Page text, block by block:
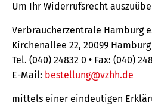
Um Ihr Widerrufsrecht
Verbraucherzentrale Hamburg
Kirchenallee 22, 20099 Hamburg
Tel. (040) 24832 0 • Fax: (040)
E-Mail: bestellung@vzhh.de
mittels einer eindeutigen